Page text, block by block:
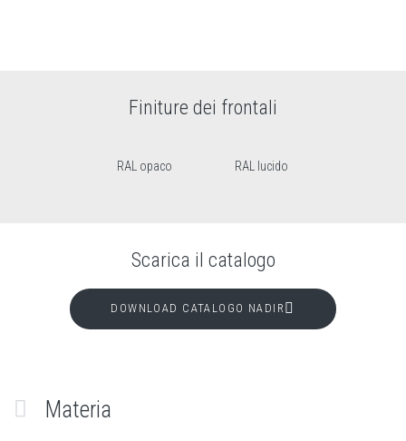
Finiture dei frontali
RAL opaco RAL lucido
Scarica il catalogo
DOWNLOAD CATALOGO NADIR
Materia